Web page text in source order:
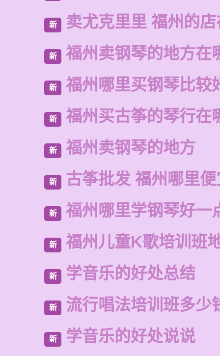
新 卖尤克里里 福州的
新 福州卖钢琴的地方在
新 福州哪里买钢琴比较
新 福州买古筝的琴行在
新 福州卖钢琴的地方
新 古筝批发 福州哪里
新 福州哪里学钢琴好一
新 福州儿童K歌培训班
新 学音乐的好处总结
新 流行唱法培训班多少
新 学音乐的好处说说